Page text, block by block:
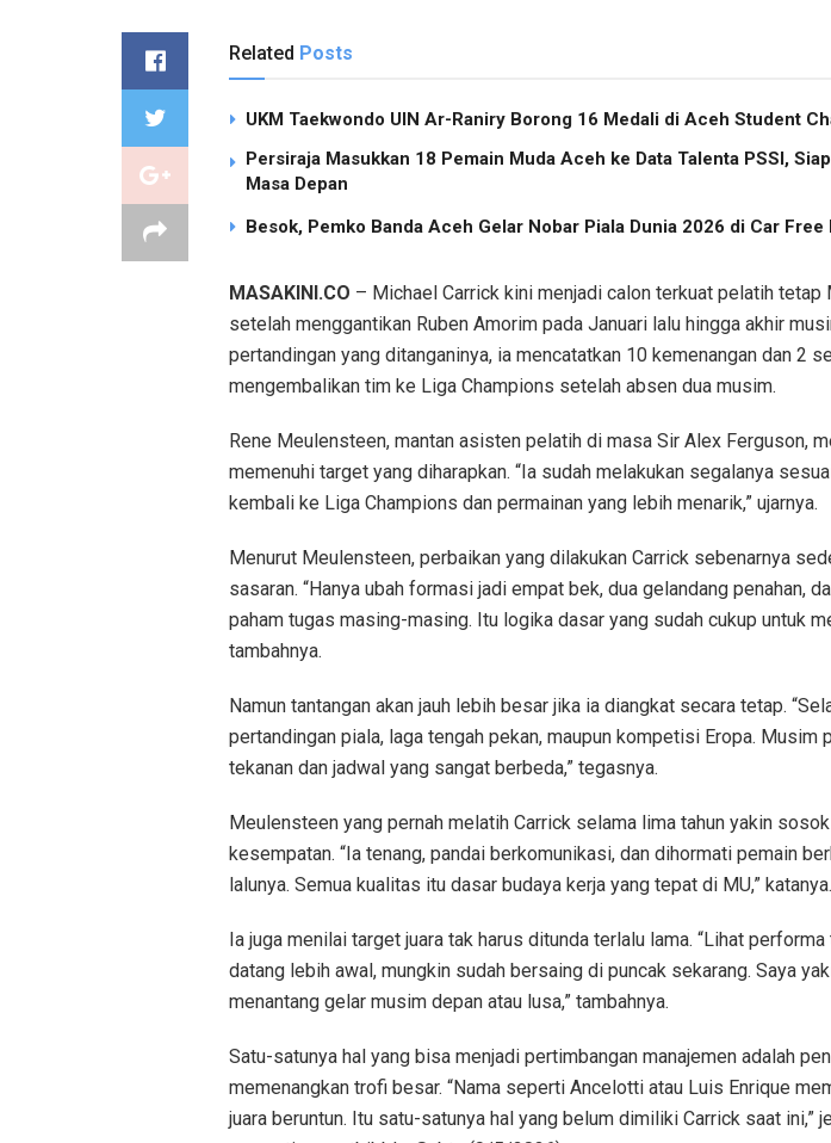
Related Posts
UKM Taekwondo UIN Ar-Raniry Borong 16 Medali di Aceh Student
Persiraja Masukkan 18 Pemain Muda Aceh ke Data Talenta PSSI,
Masa Depan
Besok, Pemko Banda Aceh Gelar Nobar Piala Dunia 2026 di Car Free
MASAKINI.CO – Michael Carrick kini menjadi calon terkuat pelatih tetap
setelah menggantikan Ruben Amorim pada Januari lalu hingga akhir
pertandingan yang ditanganinya, ia mencatatkan 10 kemenangan dan 2
mengembalikan tim ke Liga Champions setelah absen dua musim.
Rene Meulensteen, mantan asisten pelatih di masa Sir Alex Ferguson,
memenuhi target yang diharapkan. “Ia sudah melakukan segalanya
kembali ke Liga Champions dan permainan yang lebih menarik,” ujarnya.
Menurut Meulensteen, perbaikan yang dilakukan Carrick sebenarnya
sasaran. “Hanya ubah formasi jadi empat bek, dua gelandang penahan,
paham tugas masing-masing. Itu logika dasar yang sudah cukup untuk
tambahnya.
Namun tantangan akan jauh lebih besar jika ia diangkat secara tetap.
pertandingan piala, laga tengah pekan, maupun kompetisi Eropa. Musim
tekanan dan jadwal yang sangat berbeda,” tegasnya.
Meulensteen yang pernah melatih Carrick selama lima tahun yakin
kesempatan. “Ia tenang, pandai berkomunikasi, dan dihormati pemain
lalunya. Semua kualitas itu dasar budaya kerja yang tepat di MU,” katanya.
Ia juga menilai target juara tak harus ditunda terlalu lama. “Lihat
datang lebih awal, mungkin sudah bersaing di puncak sekarang. Saya
menantang gelar musim depan atau lusa,” tambahnya.
Satu-satunya hal yang bisa menjadi pertimbangan manajemen adalah
memenangkan trofi besar. “Nama seperti Ancelotti atau Luis Enrique
juara beruntun. Itu satu-satunya hal yang belum dimiliki Carrick saat ini,”